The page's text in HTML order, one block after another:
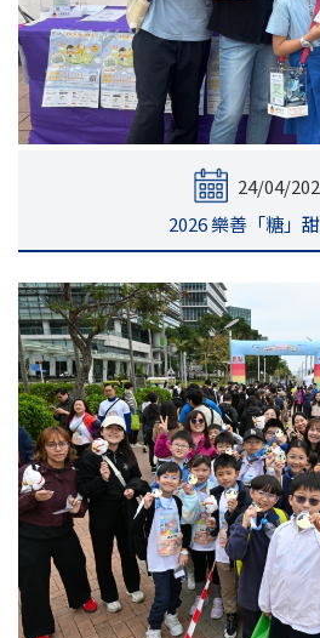
24/04/
2026 樂善「糖」